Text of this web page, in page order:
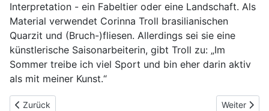
Interpretation - ein Fabeltier oder eine Landschaft. Als
Material verwendet Corinna Troll brasilianischen
Quarzit und (Bruch-)fliesen. Allerdings sei sie eine
künstlerische Saisonarbeiterin, gibt Troll zu: „Im
Sommer treibe ich viel Sport und bin eher darin aktiv
als mit meiner Kunst.“
Vorheriger Beitrag: U 3-Betreuung zieht im Herbst ins alte
Zurück Nächster
Weiter